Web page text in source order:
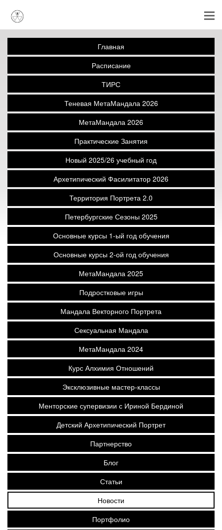
Главная
Расписание
ТИРС
Теневая МетаМандала 2026
МетаМандала 2026
Практические Занятия
Новый 2025/26 учебный год
Архетипический Фасилитатор 2026
Территория Портрета 2.0
Петербургские Сезоны 2025
Основные курсы 1-ый год обучения
Основные курсы 2-ой год обучения
МетаМандала 2025
Подростковые игры
Мандала Векторного Портрета
Сексуальная Мандала
МетаМандала 2024
Курс Алхимия Отношений
Эксклюзивные мастер-классы
Менторские супервизии с Ириной Бердиной
Детский Архетипический Портрет
Партнерство
Блог
Статьи
Новости
Портфолио